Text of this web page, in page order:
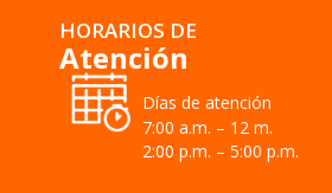
HORARIOS DE
Atención
Días de atención
7:00 a.m. – 12 m.
2:00 p.m. – 5:00 p.m.